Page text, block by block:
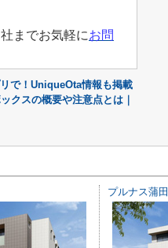
までお気軽にお問
で！UniqueOta情報も掲載
クスの概要や注意点とは｜
プルナス蒲田